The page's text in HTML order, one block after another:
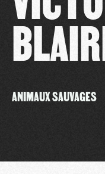
ANIMAUX SAUVAGES